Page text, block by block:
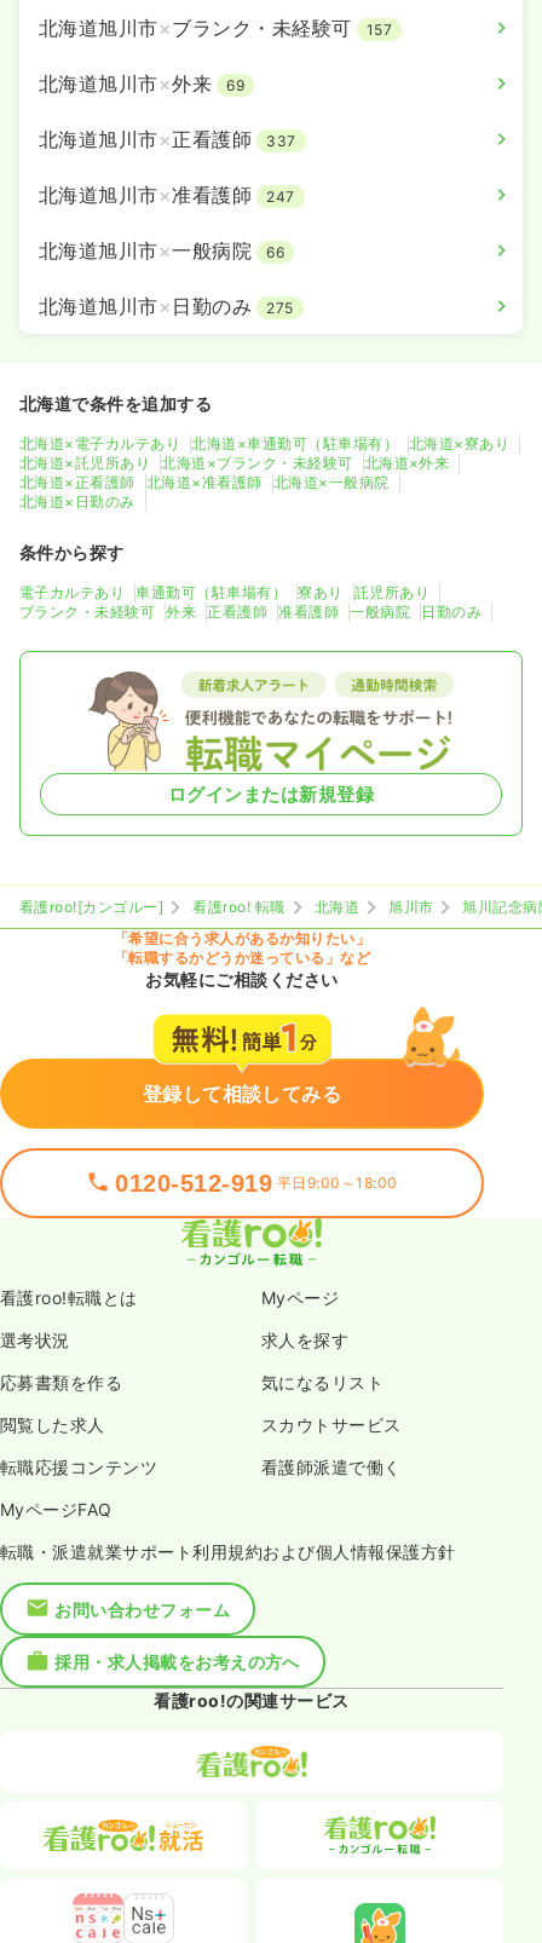
北海道旭川市×ブランク・未経験可 157
北海道旭川市×外来 69
北海道旭川市×正看護師 337
北海道旭川市×准看護師 247
北海道旭川市×一般病院 66
北海道旭川市× 日勤のみ 275
北海道で条件を追加する
北海道×電子カルテあり 北海道×車通勤可（駐車場有）
北海道×寮あり
北海道×託児所あり
北海道×ブランク・未経験可
北海道×外来
北海道×正看護師
北海道×准看護師
北海道×一般病院
北海道×日勤のみ
条件から探す
電子カルテあり 車通勤可（駐車場有） 寮あり
託児所あり
ブランク・未経験可
外来 正看護師 准看護師 一般病院 日勤のみ
ログインまたは新規登録
看護roo![カンゴルー] 看護roo! 転職 北海道 旭川市
旭川記念病
「希望に合う求人があるか知りたい」
「転職するかどうか迷っている」など
お気軽にご相談ください
登録して相談してみる
0120-512-919 平日9:00～18:00
看護roo!転職とは Myページ
選考状況 求人を探す
応募書類を作る 気になるリスト
閲覧した求人 スカウトサービス
転職応援コンテンツ 看護師派遣で働く
MyページFAQ
転職・派遣就業サポート利用規約および個人情報保護方針
お問い合わせフォーム
採用・求人掲載をお考えの方へ
看護roo!の関連サービス